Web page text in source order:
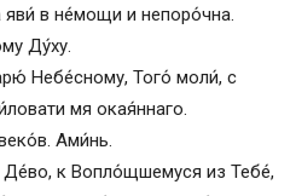
яви́ в не́мощи и непоро́чна.
Ду́ху.
Небе́сному, Того́ моли́, с
мя окая́ннаго.
Ами́нь.
к Вопло́щшемуся из Тебе́,